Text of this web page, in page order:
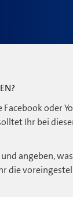
Facebook oder
Ihr bei
angeben,
die